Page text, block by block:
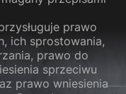
prawo
ich sprostowania,
prawo do
sprzeciwu
prawo wniesienia